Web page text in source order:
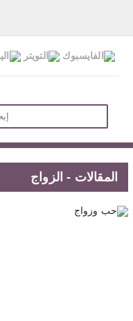
المقالات - الزواج